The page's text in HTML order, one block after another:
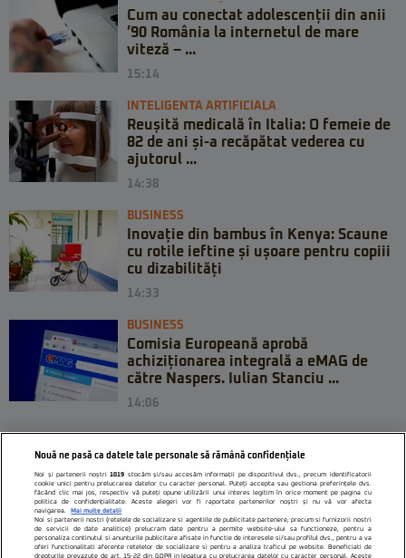
Cum au conectat adolescenții din anii
’90 România la internetul de mare
viteză – ...
15:14
INTELIGENTA ARTIFICIALA
Reușită medicală în Italia: O femeie de
82 de ani și-a recăpătat vederea cu
ajutorul ...
14:38
BUSINESS
Inovație din bambus în Kenya: Scaune
cu rotile ieftine și ușoare pentru copiii
cu dizabilități
14:33
BUSINESS
Comisia Europeană aprobă
achiziționarea integrală a eMAG de
către Naspers. Iulian Stanciu ...
14:06
Nouă ne pasă ca datele tale personale să rămână confidențiale
Noi și partenerii noștri1019 stocăm și/sau accesăm informații pe dispozitivul dvs., precum identificatorii
cookie unici pentru prelucrarea datelor cu caracter personal. Puteți accepta sau gestiona preferințele dvs.
făcând clic mai jos, respectiv vă puteți opune utilizării unui interes legitim în orice moment pe pagina cu
politica de confidențialitate. Aceste alegeri vor fi raportate partenerilor noștri și nu vă vor afecta
navigarea.
Mai multe detalii
Noi si partenerii nostri (retelele de socializare si agentiile de publicitate partenere, precum si furnizorii nostri
de servicii de date analitice) prelucram date pentru a permite website-ului sa functioneze, pentru a
personaliza continutul si anunturile publicitare afisate in functie de interesele si/sau profilul dvs., pentru a va
oferi functionalitati aferente retelelor de socializare si pentru a analiza traficul pe website. Beneficiati de
drepturile prevazute de art. 15-22 din GDPR in legatura cu prelucrarea datelor cu caracter personal. Aceste